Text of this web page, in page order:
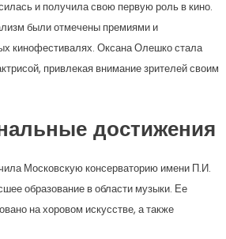
и получила свою первую роль в кино.
были отмечены премиями и
кинофестивалях. Оксана Олешко стала
привлекая внимание зрителей своим
достижения
Московскую консерваторию имени П.И.
образование в области музыки. Ее
на хоровом искусстве, а также